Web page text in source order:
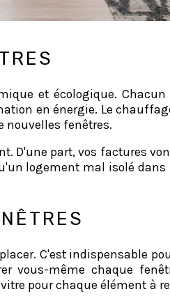
et écologique.
en énergie. Le
nouvelles fenêtres.
D'une part, vos factures
logement mal isolé
C'est indispensable
vous-même chaque
pour chaque élément à